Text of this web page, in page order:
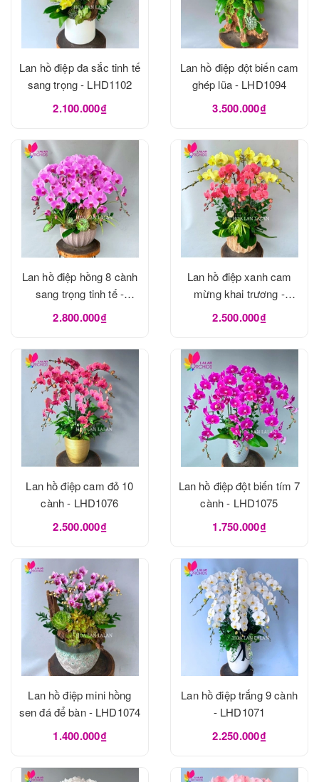
Lan hồ điệp đa sắc tinh tế
sang trọng - LHD1102
2.100.000₫
Lan hồ điệp đột biến cam
ghép lũa - LHD1094
3.500.000₫
Lan hồ điệp hồng 8 cành
sang trọng tinh tế -
LHD1093
2.800.000₫
Lan hồ điệp xanh cam
mừng khai trương -
LHD1082
2.500.000₫
Lan hồ điệp cam đỏ 10
cành - LHD1076
2.500.000₫
Lan hồ điệp đột biến tím 7
cành - LHD1075
1.750.000₫
Lan hồ điệp mini hồng
sen đá để bàn - LHD1074
1.400.000₫
Lan hồ điệp trắng 9 cành
- LHD1071
2.250.000₫